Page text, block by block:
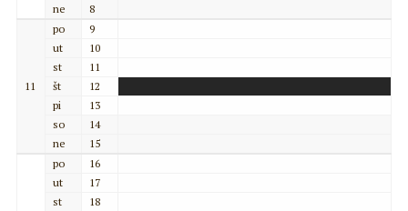
ne
8
11
po
9
ut
10
st
11
št
12
pi
13
so
14
ne
15
po
16
ut
17
st
18